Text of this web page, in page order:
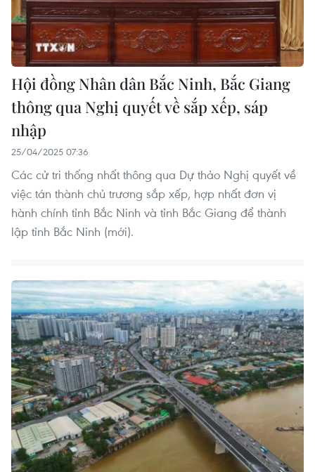
Hội đồng Nhân dân Bắc Ninh, Bắc Giang
thông qua Nghị quyết về sắp xếp, sáp
nhập
25/04/2025 07:36
Các cử tri thống nhất thông qua Dự thảo Nghị quyết về
việc tán thành chủ trương sắp xếp, hợp nhất đơn vị
hành chính tỉnh Bắc Ninh và tỉnh Bắc Giang để thành
lập tỉnh Bắc Ninh (mới).